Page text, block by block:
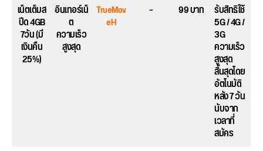
เน็ตเต็มส
ปีด 4GB
7วัน (มี
เงินคืน
25%)
อินเทอร์เน็
ต
ความเร็ว
สูงสุด
TrueMov
eH
– 99 บาท รับสิทธิใช้
5G / 4G /
3G
ความเร็ว
สูงสุด
สิ้นสุดโดย
อัตโนมัติ
หลัง 7 วัน
นับจาก
เวลาที่
สมัคร